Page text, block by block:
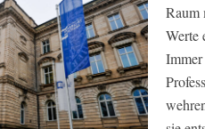
Raum
Werte
Immer